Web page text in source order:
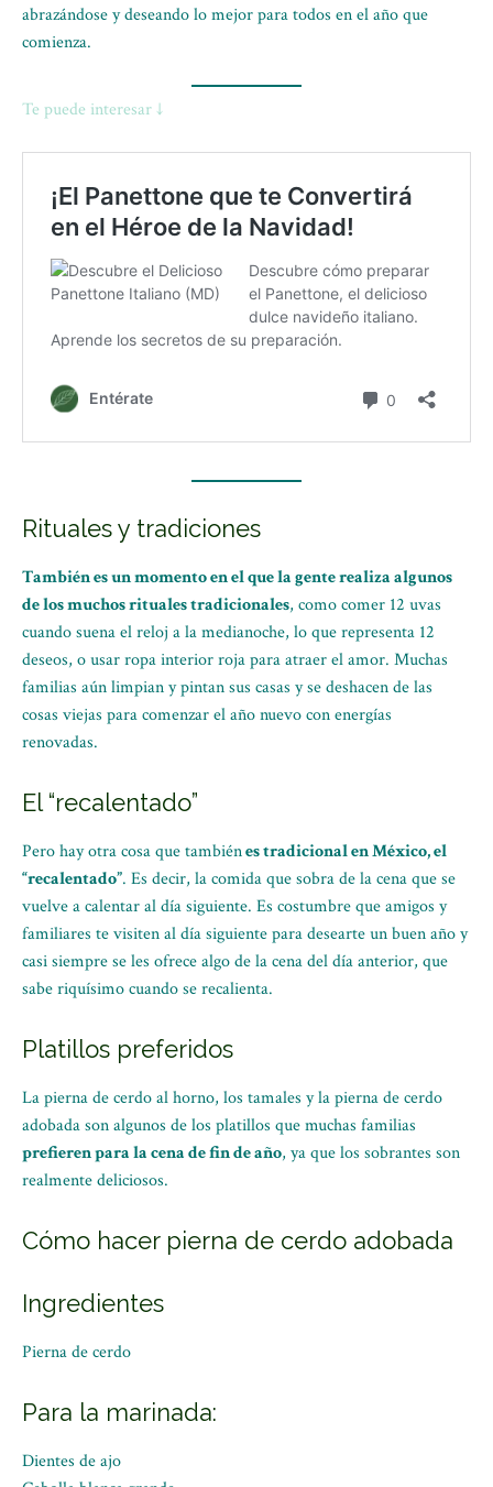
abrazándose y deseando lo mejor para todos en el año que
comienza.
Te puede interesar ↓
Rituales y tradiciones
También es un momento en el que la gente realiza algunos
de los muchos rituales tradicionales, como comer 12 uvas
cuando suena el reloj a la medianoche, lo que representa 12
deseos, o usar ropa interior roja para atraer el amor. Muchas
familias aún limpian y pintan sus casas y se deshacen de las
cosas viejas para comenzar el año nuevo con energías
renovadas.
El “recalentado”
Pero hay otra cosa que tambiénes tradicional en México, el
“recalentado”. Es decir, la comida que sobra de la cena que se
vuelve a calentar al día siguiente. Es costumbre que amigos y
familiares te visiten al día siguiente para desearte un buen año y
casi siempre se les ofrece algo de la cena del día anterior, que
sabe riquísimo cuando se recalienta.
Platillos preferidos
La pierna de cerdo al horno, los tamales y la pierna de cerdo
adobada son algunos de los platillos que muchas familias
prefieren para la cena de fin de año, ya que los sobrantes son
realmente deliciosos.
Cómo hacer pierna de cerdo adobada
Ingredientes
Pierna de cerdo
Para la marinada:
Dientes de ajo